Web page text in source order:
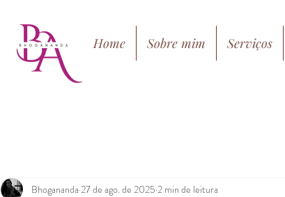
Home Sobre mim Serviços
Bhogananda 27 de ago. de 2025 2 min de leitura